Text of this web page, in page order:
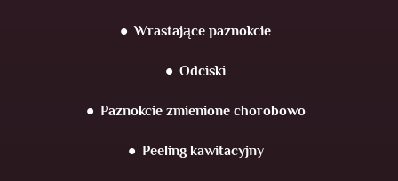
Wrastające paznokcie
Odciski
Paznokcie zmienione chorobowo
Peeling kawitacyjny